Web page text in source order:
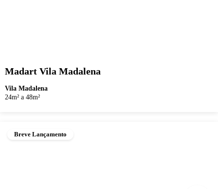
Madart Vila Madalena
Vila Madalena
24m² a 48m²
Breve Lançamento